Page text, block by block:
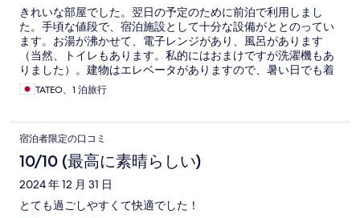
きれいな部屋でした。翌日の予定のために前泊で利用しまし
た。手頃な値段で、宿泊施設として十分な設備がととのってい
ます。お湯が沸かせて、電子レンジがあり、風呂があります
（当然、トイレもあります。私的にはおまけですが洗濯機もあ
りました）。建物はエレベータがありますので、暑い日でも着
いてからもう一汗ということはなさそうです。駅からもう少し
近いとありがたいと思いましたが、それだけに良い値段なのか
コンを掃除しておいてもらえると欠点が減るかなと思いまし
た。
TATEO、1 泊旅行
宿泊者限定の口コミ
10/10 (最高に素晴らしい)
2024 年 12 月 31 日
とても過ごしやすくて快適でした！